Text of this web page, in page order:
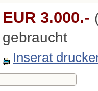
EUR 3.000.-
gebraucht
Inserat